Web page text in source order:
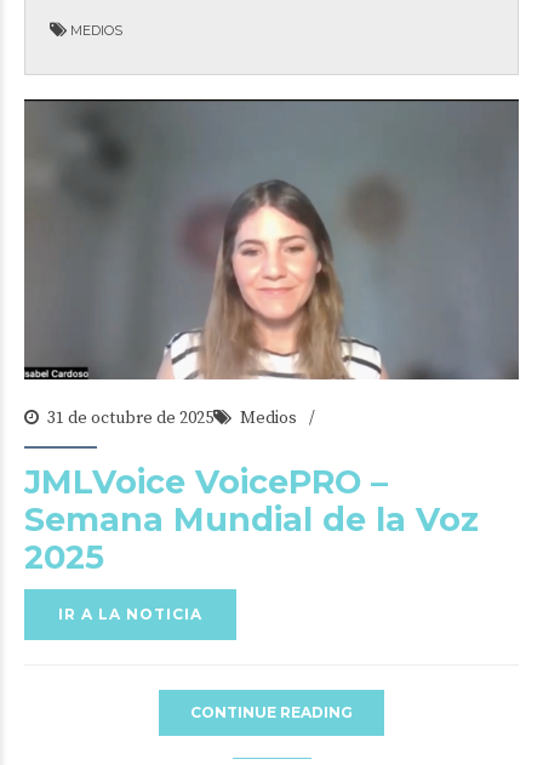
MEDIOS
31 de octubre de 2025 Medios
JMLVoice VoicePRO –
Semana Mundial de la Voz
2025
IR A LA NOTICIA
CONTINUE READING